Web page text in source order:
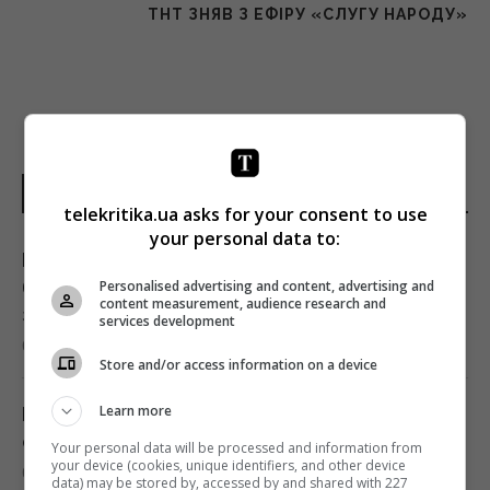
ТНТ ЗНЯВ З ЕФІРУ «СЛУГУ НАРОДУ»
Росія вночі атакувала Україну 6
балістичними ракетами, жодну з них не
збили
09:26 субота, 08 серпня 2026
Що придумати замість дверей у кімнату: 4
оригінальні та недорогі рішення
09:25 субота, 08 серпня 2026
telekritika.ua asks for your consent to use
your personal data to:
Personalised advertising and content, advertising and
content measurement, audience research and
services development
Store and/or access information on a device
Learn more
Your personal data will be processed and information from
your device (cookies, unique identifiers, and other device
data) may be stored by, accessed by and shared with 227